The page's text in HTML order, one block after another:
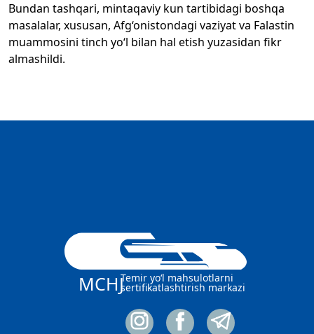
Bundan tashqari, mintaqaviy kun tartibidagi boshqa
masalalar, xususan, Afg‘onistondagi vaziyat va Falastin
muammosini tinch yo‘l bilan hal etish yuzasidan fikr
almashildi.
MCHJTemir yo‘l mahsulotlarni
sertifikatlashtirish markazi